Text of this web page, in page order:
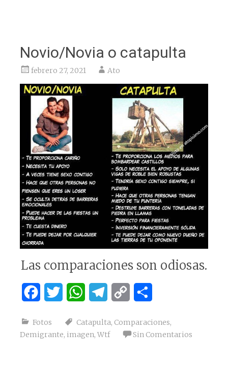
Novio/Novia o catapulta
febrero 27, 2021 Ato
Las comparaciones son odiosas.
FacebookTwitter WhatsAppTelegram
Copy
Fotos Catapulta, Comparaciones,
Demigrante, imagen, Wtf Sin Comentarios